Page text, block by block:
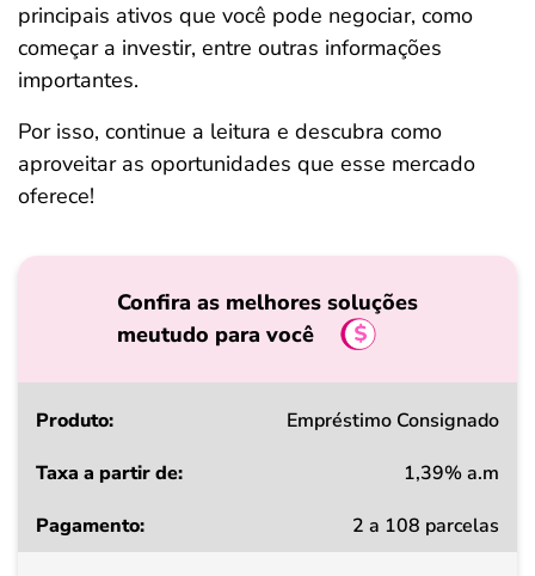
principais ativos que você pode negociar, como
começar a investir, entre outras informações
importantes.
Por isso, continue a leitura e descubra como
aproveitar as oportunidades que esse mercado
oferece!
Confira as melhores soluções
meutudo para você
Produto
a
Empréstimo Consignado
1,39% a.m
2 a 108 parcelas